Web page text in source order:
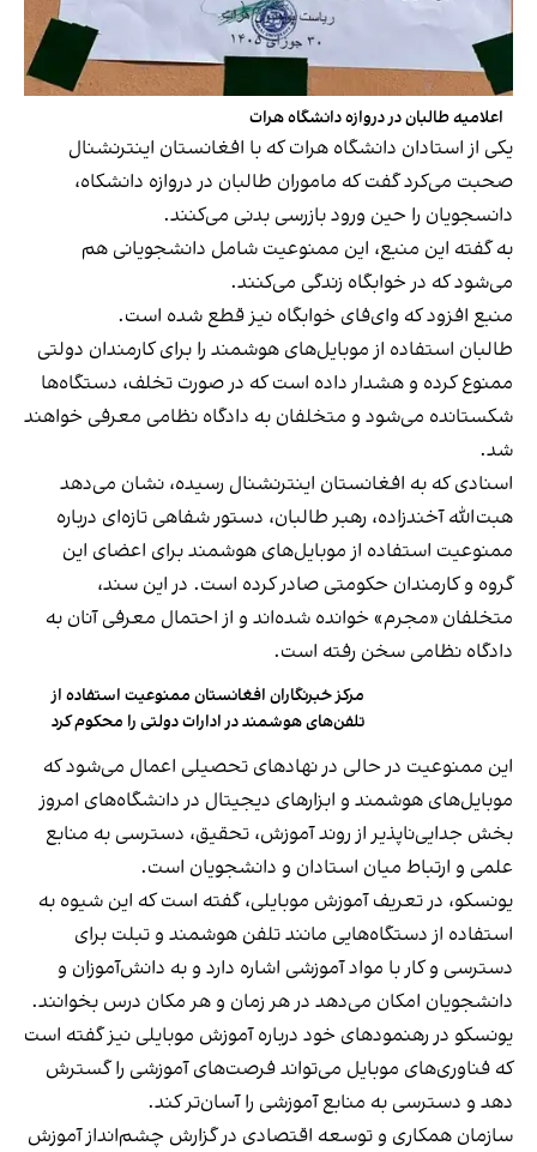
اعلامیه طالبان در دروازه دانشگاه هرات
یکی از استادان دانشگاه هرات که با افغانستان اینترنشنال
صحبت می‌کرد گفت که ماموران طالبان در دروازه دانشکاه،
دانسجویان را حین ورود بازرسی بدنی می‌کنند.
به گفته این منبع، این ممنوعیت شامل دانشجویانی هم
می‌شود که در خوابگاه زندگی می‌کنند.
منبع افزود که وای‌فای خوابگاه نیز قطع شده است.
طالبان استفاده از موبایل‌‌های هوشمند را برای کارمندان دولتی
ممنوع کرده و هشدار داده است که در صورت تخلف، دستگاه‌ها
شکستانده می‌شود و متخلفان به دادگاه نظامی معرفی خواهند
شد.
اسنادی که به افغانستان اینترنشنال رسیده، نشان می‌دهد
هبت‌الله آخندزاده، رهبر طالبان، دستور شفاهی تازه‌ای درباره
ممنوعیت استفاده از موبایل‌های هوشمند برای اعضای این
گروه و کارمندان حکومتی صادر کرده است. در این سند،
متخلفان «مجرم» خوانده شده‌اند و از احتمال معرفی آنان به
دادگاه نظامی سخن رفته است.
مرکز خبرنگاران افغانستان ممنوعیت استفاده از
تلفن‏‌های هوشمند در ادارات دولتی را محکوم کرد
این ممنوعیت در حالی در نهادهای تحصیلی اعمال می‌شود که
موبایل‌های هوشمند و ابزارهای دیجیتال در دانشگاه‌های امروز
بخش جدایی‌ناپذیر از روند آموزش، تحقیق، دسترسی به منابع
علمی و ارتباط میان استادان و دانشجویان است.
یونسکو، در تعریف آموزش موبایلی، گفته است که این شیوه به
استفاده از دستگاه‌هایی مانند تلفن هوشمند و تبلت برای
دسترسی و کار با مواد آموزشی اشاره دارد وبه دانش‌آموزان و
دانشجویان امکان می‌دهد در هر زمان و هر مکان درس بخوانند.
یونسکو در رهنمودهای خود درباره آموزش موبایلی نیز گفته است
که فناوری‌های موبایل می‌تواند فرصت‌های آموزشی را گسترش
دهد و دسترسی به منابع آموزشی را آسان‌تر کند.
سازمان همکاری و توسعه اقتصادی در گزارش چشم‌انداز آموزش